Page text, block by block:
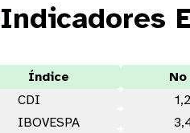
Indicadores
Índice
CDI
IBOVESPA